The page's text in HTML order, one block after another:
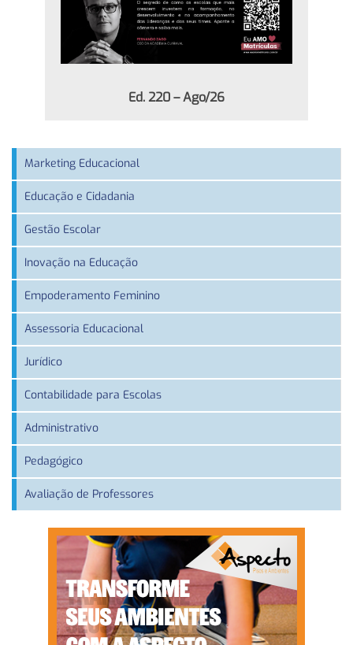
Ed. 220 – Ago/26
Marketing Educacional
Educação e Cidadania
Gestão Escolar
Inovação na Educação
Empoderamento Feminino
Assessoria Educacional
Jurídico
Contabilidade para Escolas
Administrativo
Pedagógico
Avaliação de Professores